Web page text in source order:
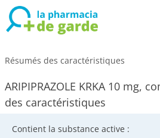
Résumés des caractéristiques
ARIPIPRAZOLE KRKA 10 mg,
des caractéristiques
Contient la substance active :